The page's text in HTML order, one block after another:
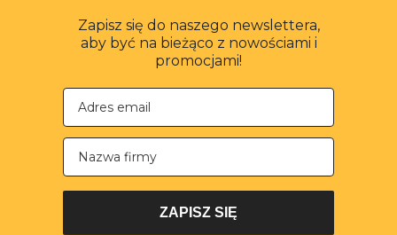
Zapisz się do naszego newslettera,
aby być na bieżąco z nowościami i
promocjami!
Nazwa firmy
ZAPISZ SIĘ